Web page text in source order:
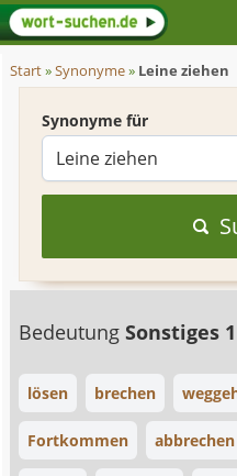
Start»Synonyme» Leine ziehen
Synonyme für
BedeutungSonstiges 1
lösen brechen
Fortkommen abbrechen